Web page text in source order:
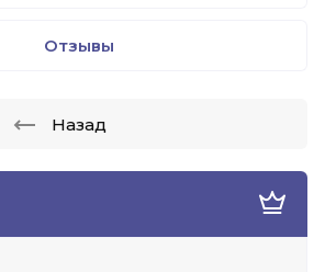
Отзывы
Назад